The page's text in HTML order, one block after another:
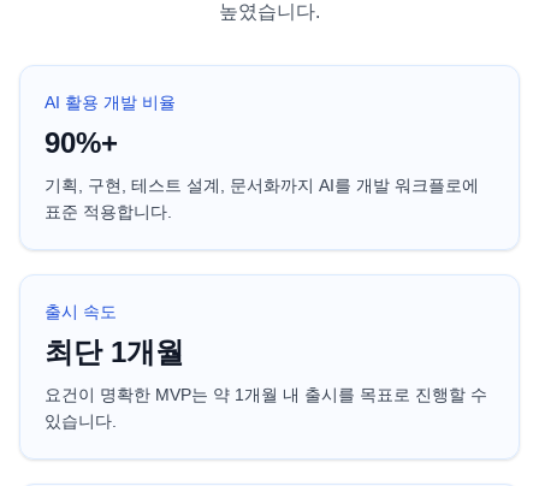
높였습니다.
AI 활용 개발 비율
90%+
기획, 구현, 테스트 설계, 문서화까지 AI를 개발 워크플로에
표준 적용합니다.
출시 속도
최단 1개월
요건이 명확한 MVP는 약 1개월 내 출시를 목표로 진행할 수
있습니다.